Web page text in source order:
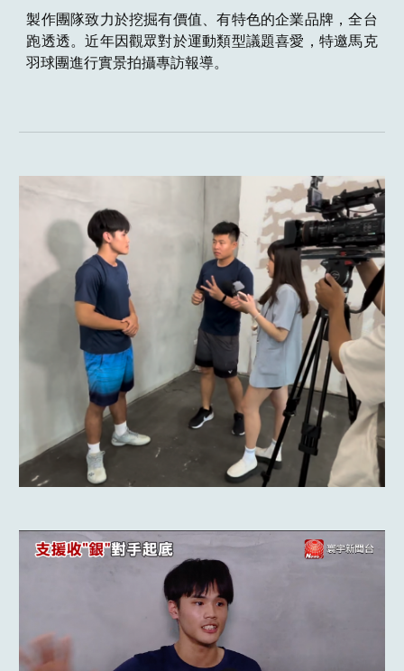
製作團隊致力於挖掘有價值、有特色的企業品牌，全台
跑透透。近年因觀眾對於運動類型議題喜愛，特邀馬克
羽球團進行實景拍攝專訪報導。